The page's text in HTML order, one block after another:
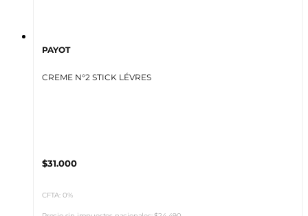
PAYOT
CREME N°2 STICK LÉVRES
$31.000
CFTA: 0%